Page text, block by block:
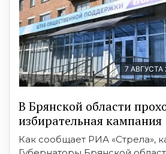
7 АВГУСТА
В Брянской области
избирательная кампания
Как сообщает РИА «Стрела»,